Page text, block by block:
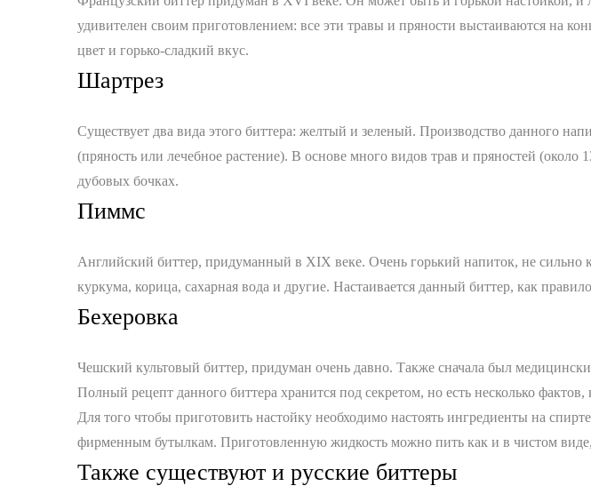
удивителен своим приготовлением: все эти травы и пряности выстаиваются на
цвет и горько-сладкий вкус.
Шартрез
Существует два вида этого биттера: желтый и зеленый. Производство данного
(пряность или лечебное растение). В основе много видов трав и пряностей
дубовых бочках.
Пиммс
Английский биттер, придуманный в XIX веке. Очень горький напиток, не сильно
куркума, корица, сахарная вода и другие. Настаивается данный биттер, как
Бехеровка
Чешский культовый биттер, придуман очень давно. Также сначала был
Полный рецепт данного биттера хранится под секретом, но есть несколько
Для того чтобы приготовить настойку необходимо настоять ингредиенты на
фирменным бутылкам. Приготовленную жидкость можно пить как и в чистом виде,
Также существуют и русские биттеры